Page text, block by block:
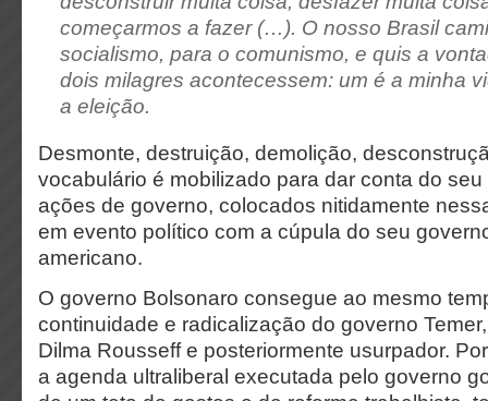
começarmos a fazer (…). O nosso Brasil
socialismo, para o comunismo, e quis a
dois milagres acontecessem: um é a minha
a eleição.
Desmonte, destruição, demolição,
vocabulário é mobilizado para dar conta do
ações de governo, colocados nitidamente
em evento político com a cúpula do seu
americano.
O governo Bolsonaro consegue ao mesmo
continuidade e radicalização do governo
Dilma Rousseff e posteriormente usurpador.
a agenda ultraliberal executada pelo governo